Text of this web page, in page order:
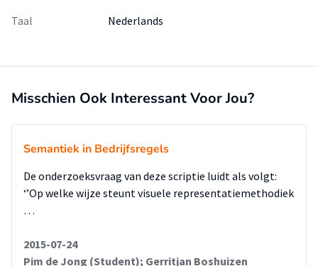
Taal
Nederlands
Misschien Ook Interessant Voor Jou?
Semantiek in Bedrijfsregels
De onderzoeksvraag van deze scriptie luidt als volgt:
‘’Op welke wijze steunt visuele representatiemethodiek
…
2015-07-24
Pim de Jong (Student); Gerritjan Boshuizen